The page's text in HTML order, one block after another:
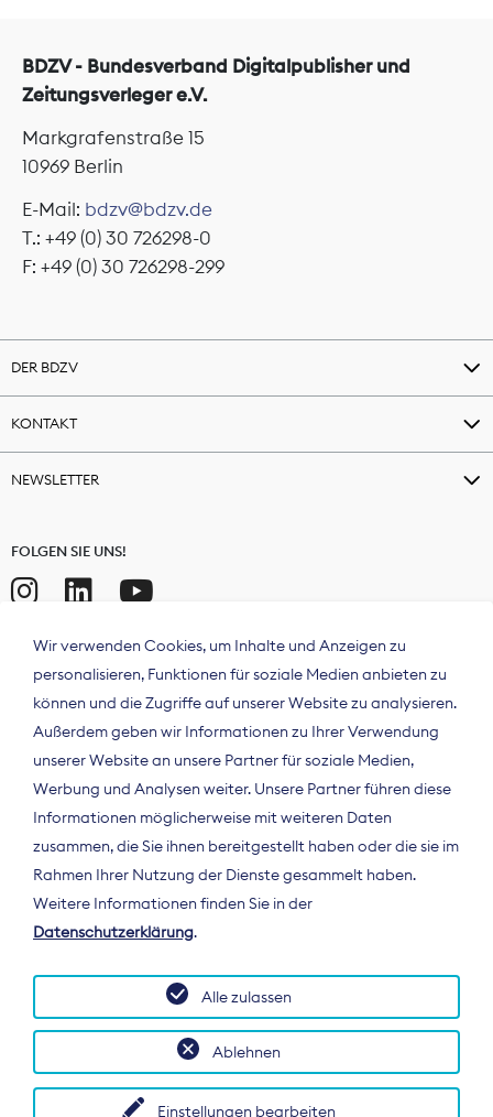
BDZV - Bundesverband Digitalpublisher und
Zeitungsverleger e.V.
Markgrafenstraße 15
10969 Berlin
E-Mail: bdzv@bdzv.de
T.: +49 (0) 30 726298-0
F: +49 (0) 30 726298-299
DER BDZV
KONTAKT
NEWSLETTER
FOLGEN SIE UNS!
Der Bundesverband Digitalpublisher und
Zeitungsverleger (BDZV) vertritt als
Spitzenorganisation die Interessen der
Deutschland und auf EU-Ebene.
Wir verwenden Cookies, um Inhalte und Anzeigen zu
personalisieren, Funktionen für soziale Medien anbieten zu
können und die Zugriffe auf unserer Website zu analysieren.
Außerdem geben wir Informationen zu Ihrer Verwendung
unserer Website an unsere Partner für soziale Medien,
Werbung und Analysen weiter. Unsere Partner führen diese
Informationen möglicherweise mit weiteren Daten
zusammen, die Sie ihnen bereitgestellt haben oder die sie im
Rahmen Ihrer Nutzung der Dienste gesammelt haben.
Weitere Informationen finden Sie in der
Datenschutzerklärung.
Einstellungen bearbeiten
Ablehnen
Alle zulassen